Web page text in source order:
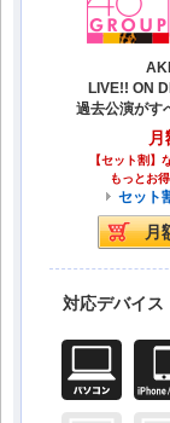
LIVE!! ON
過去公演がす
【セット割
もっとお
セット
対応デバイス